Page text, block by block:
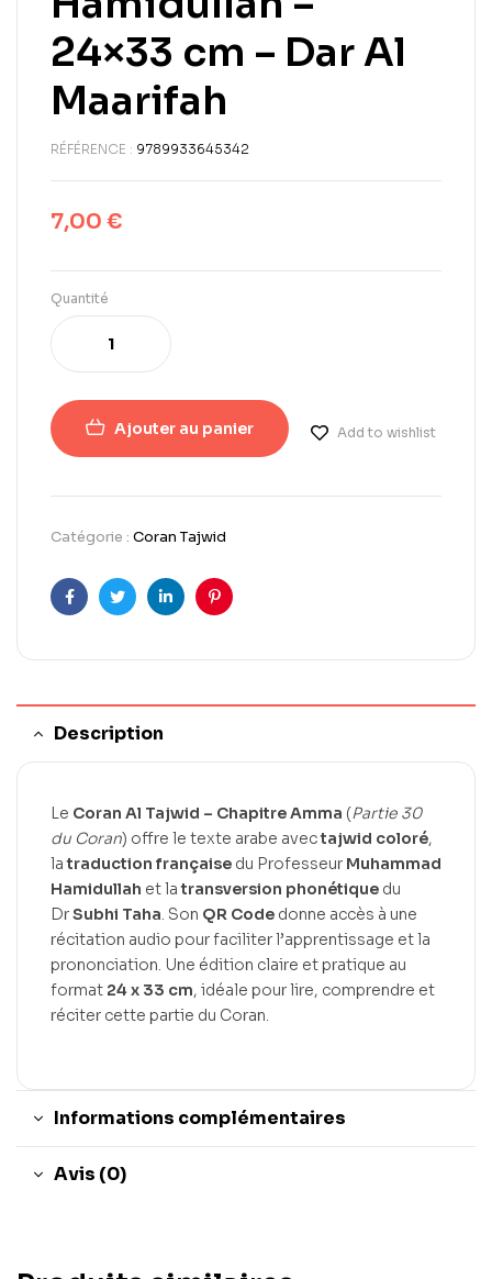
24×33 cm – Dar Al
Maarifah
RÉFÉRENCE : 9789933645342
7,00 €
Quantité
Ajouter au panier Add to wishlist
Catégorie : Coran Tajwid
FacebookTwitterLinkedInPinterest
Description
Le Coran Al Tajwid – Chapitre Amma (Partie 30
du Coran) offre le texte arabe avectajwid coloré,
latraduction française du Professeur Muhammad
Hamidullah et latransversion phonétique du
DrSubhi Taha. Son QR Code donne accès à une
récitation audio pour faciliter l’apprentissage et la
prononciation. Une édition claire et pratique au
format 24 x 33 cm, idéale pour lire, comprendre et
réciter cette partie du Coran.
Informations complémentaires
Avis (0)